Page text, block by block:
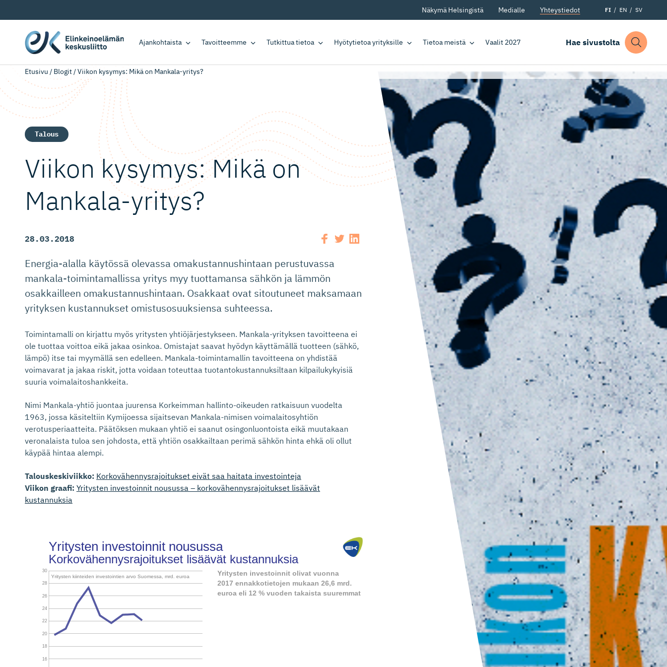
Näkymä Helsingistä Medialle Yhteystiedot FI EN SV
Ajankohtaista Tavoitteemme Tutkittua tietoa Hyötytietoa yrityksille Tietoa meistä Vaalit 2027 Hae sivustolta
Etusivu / Blogit/Viikon kysymys: Mikä on Mankala-yritys?
Talous
Viikon kysymys: Mikä on
Mankala-yritys?
28.03.2018
Energia-alalla käytössä olevassa omakustannushintaan perustuvassa
mankala-toimintamallissa yritys myy tuottamansa sähkön ja lämmön
osakkailleen omakustannushintaan. Osakkaat ovat sitoutuneet maksamaan
yrityksen kustannukset omistusosuuksiensa suhteessa.
Toimintamalli on kirjattu myös yritysten yhtiöjärjestykseen. Mankala-yrityksen tavoitteena ei
ole tuottaa voittoa eikä jakaa osinkoa. Omistajat saavat hyödyn käyttämällä tuotteen (sähkö,
lämpö) itse tai myymällä sen edelleen. Mankala-toimintamallin tavoitteena on yhdistää
voimavarat ja jakaa riskit, jotta voidaan toteuttaa tuotantokustannuksiltaan kilpailukykyisiä
suuria voimalaitoshankkeita.
Nimi Mankala-yhtiö juontaa juurensa Korkeimman hallinto-oikeuden ratkaisuun vuodelta
1963, jossa käsiteltiin Kymijoessa sijaitsevan Mankala-nimisen voimalaitosyhtiön
verotusperiaatteita. Päätöksen mukaan yhtiö ei saanut osingonluontoista eikä muutakaan
veronalaista tuloa sen johdosta, että yhtiön osakkailtaan perimä sähkön hinta ehkä oli ollut
käypää hintaa alempi.
Talouskeskiviikko: Korkovähennysrajoitukset eivät saa haitata investointeja
Viikon graafi: Yritysten investoinnit nousussa – korkovähennysrajoitukset lisäävät
kustannuksia